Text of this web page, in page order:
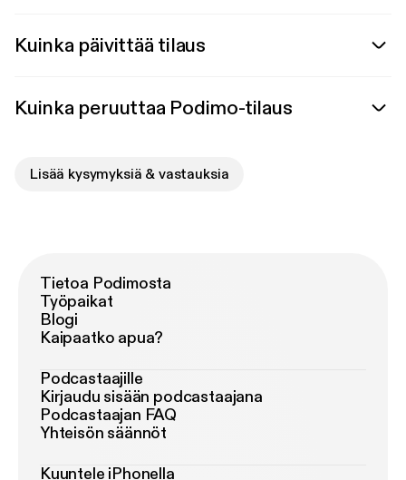
Kuinka päivittää tilaus
Kuinka peruuttaa Podimo-tilaus
Lisää kysymyksiä & vastauksia
Tietoa Podimosta
Työpaikat
Blogi
Kaipaatko apua?
Podcastaajille
Kirjaudu sisään podcastaajana
Podcastaajan FAQ
Yhteisön säännöt
Kuuntele iPhonella